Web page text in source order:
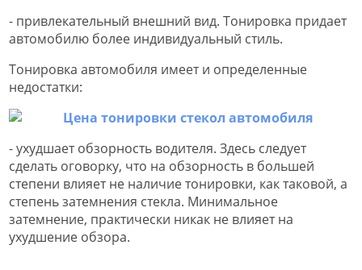
- привлекательный внешний вид. Тонировка придает
автомобилю более индивидуальный стиль.
Тонировка автомобиля имеет и определенные
недостатки:
- ухудшает обзорность водителя. Здесь следует
сделать оговорку, что на обзорность в большей
степени влияет не наличие тонировки, как таковой, а
степень затемнения стекла. Минимальное
затемнение, практически никак не влияет на
ухудшение обзора.